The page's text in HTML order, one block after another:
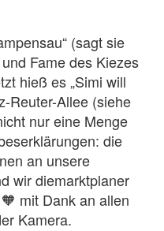
(sagt sie
Fame des Kiezes
hieß es „Simi will
Reuter-Allee (siehe
nur eine Menge
die
an unsere
wir diemarktplaner
mit Dank an allen
Kamera.